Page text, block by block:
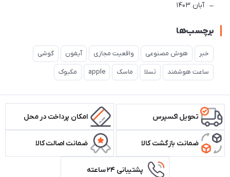
آبان 1403
برچسب‌ها
خبر هوش مصنوعی واقعیت مجازی آیفون گوشی
ساعت هوشمند تسلا ماسک apple مکبوک
تحویل اکسپرس امکان پرداخت در محل
ضمانت بازگشت کالا ضمانت اصالت کالا
پشتیبانی ۲۴ ساعته